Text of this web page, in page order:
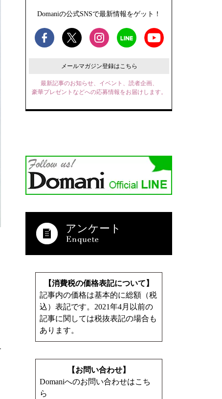
Domaniの公式SNSで最新情報をゲット！
メールマガジン登録はこちら
最新記事のお知らせ、イベント、読者企画、
豪華プレゼントなどへの応募情報をお届けします。
アンケート
【消費税の価格表記について】
記事内の価格は基本的に総額（税
込）表記です。2021年4月以前の
記事に関しては税抜表記の場合も
あります。
【お問い合わせ】
Domaniへのお問い合わせはこち
ら